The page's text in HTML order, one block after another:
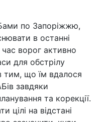
по Запоріжжю,
в останні
час ворог активно
для обстрілу
тим, що їм вдалося
завдяки
та корекції.
цілі на відстані